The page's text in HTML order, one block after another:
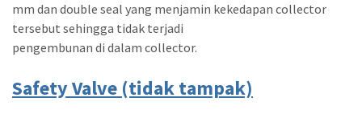
mm dan double seal yang menjamin kekedapan collector
tersebut sehingga tidak terjadi
pengembunan di dalam collector.
Safety Valve (tidak tampak)